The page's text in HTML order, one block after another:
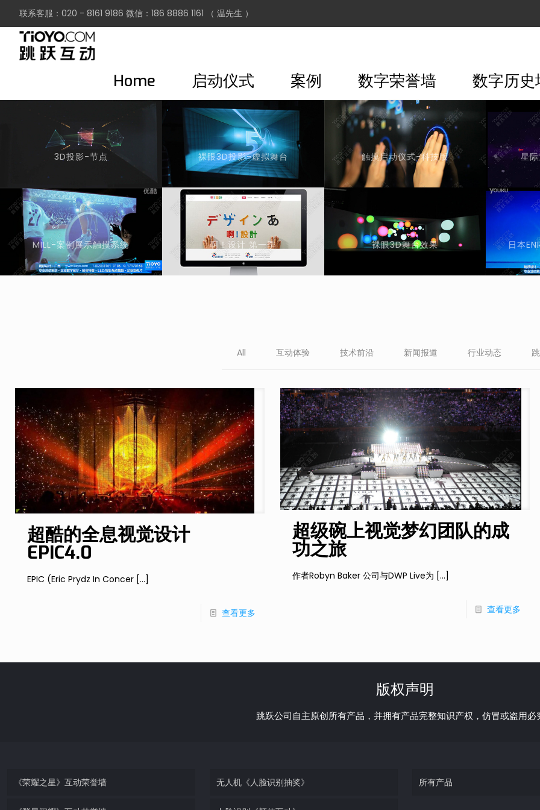
联系客服：020 - 8161 9186 微信：186 8886 1161 （ 温先生 ）
Home 启动仪式 案例 数字荣誉墙 数字历史
3D投影-节点 裸眼3D投影-虚拟舞台 触摸启动仪式-科技版 星
MILL-案例展示触摸系统 啊！设计 第一季 裸眼3D舞台效果 日本
All 互动体验 技术前沿 新闻报道 行业动态
超酷的全息视觉设计
EPIC4.0
EPIC (Eric Prydz In Concer […]
查看更多
超级碗上视觉梦幻团队的成
功之旅
作者Robyn Baker 公司与DWP Live为 […]
查看更多
版权声明
跳跃公司自主原创所有产品，并拥有产品完整知识产权，仿冒或盗用必
《荣耀之星》互动荣誉墙 无人机《人脸识别抽奖》 所有产品